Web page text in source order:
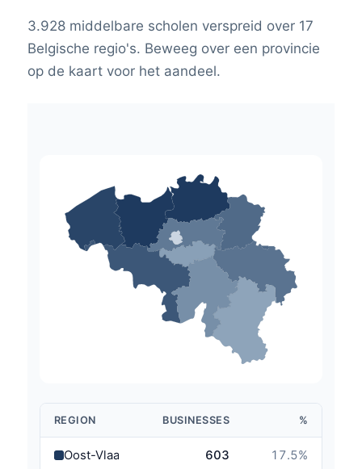
3.928 middelbare scholen verspreid over 17
Belgische regio's. Beweeg over een provincie
op de kaart voor het aandeel.
REGION BUSINESSES %
Oost-Vlaanderen 603 17.5%